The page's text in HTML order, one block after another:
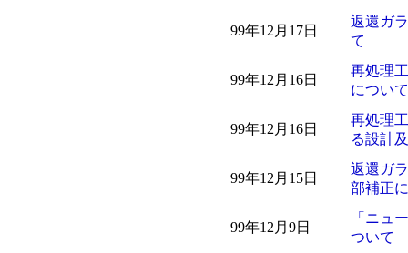
99年12月17日
返還ガ
て
99年12月16日
再処理
について
99年12月16日
再処理
る設計
99年12月15日
返還ガ
部補正
99年12月9日
「ニュ
ついて